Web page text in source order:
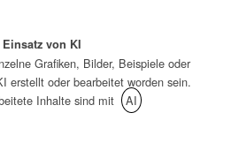
von KI
Grafiken, Bilder, Beispiele oder
erstellt oder bearbeitet worden sein.
Inhalte sind mit
AI